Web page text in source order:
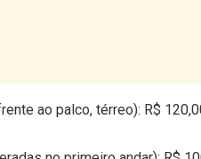
ao palco, térreo): R$